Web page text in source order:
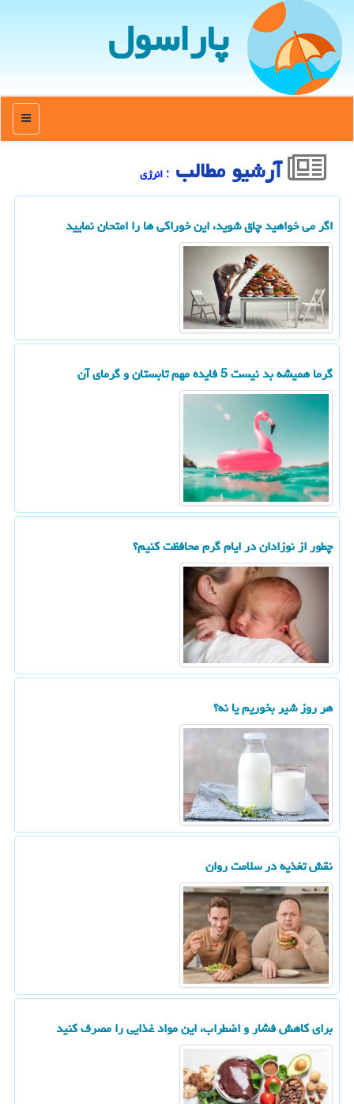
پاراسول
منو
آرشیو مطالب : انرژی
اگر می خواهید چاق شوید، این خوراکی ها را امتحان نمایید
گرما همیشه بد نیست 5 فایده مهم تابستان و گرمای آن
چطور از نوزادان در ایام گرم محافظت کنیم؟
هر روز شیر بخوریم یا نه؟
نقش تغذیه در سلامت روان
برای کاهش فشار و اضطراب، این مواد غذایی را مصرف کنید